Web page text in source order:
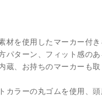
材を使用したマーカー付き
パターン、フィット感のあ
蔵、お持ちのマーカーも
カラーの丸ゴムを使用、